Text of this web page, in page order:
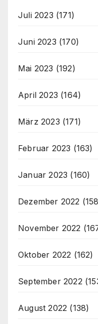
Juli 2023 (171)
Juni 2023 (170)
Mai 2023 (192)
April 2023 (164)
März 2023 (171)
Februar 2023 (163)
Januar 2023 (160)
Dezember 2022
November 2022
Oktober 2022 (162)
September 2022
August 2022 (138)